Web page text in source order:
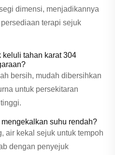
dimensi, menjadikannya
terapi sejuk
tahan karat 304
bersih, mudah dibersihkan
untuk persekitaran
suhu rendah?
air kekal sejuk untuk tempoh
dengan penyejuk